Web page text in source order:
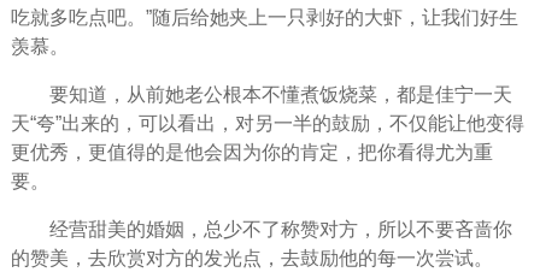
吃就多吃点吧。”随后给她夹上一只剥好的大虾，让我们好生
羡慕。
要知道，从前她老公根本不懂煮饭烧菜，都是佳宁一天
天“夸”出来的，可以看出，对另一半的鼓励，不仅能让他变得
更优秀，更值得的是他会因为你的肯定，把你看得尤为重
要。
经营甜美的婚姻，总少不了称赞对方，所以不要吝啬你
的赞美，去欣赏对方的发光点，去鼓励他的每一次尝试。